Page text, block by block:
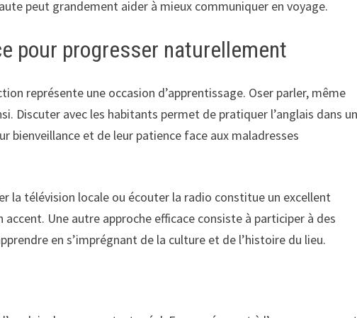
peut grandement aider à mieux communiquer en voyage.
pour progresser naturellement
représente une occasion d’apprentissage. Oser parler, même
Discuter avec les habitants permet de pratiquer l’anglais dans
bienveillance et de leur patience face aux maladresses
la télévision locale ou écouter la radio constitue un excellent
Une autre approche efficace consiste à participer à des
en s’imprégnant de la culture et de l’histoire du lieu.